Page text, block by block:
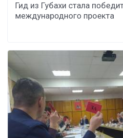
Гид из Губахи стала
международного проекта